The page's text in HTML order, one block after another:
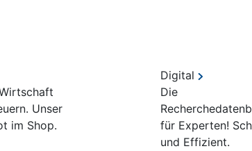
Unser
im Shop.
Digital
Die
für Experten!
und Effizient.